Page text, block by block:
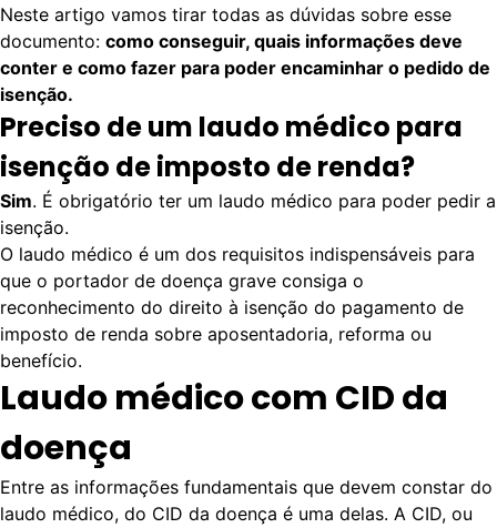
Neste artigo vamos tirar todas as dúvidas sobre esse
documento: como conseguir, quais informações deve
conter e como fazer para poder encaminhar o pedido de
isenção.
Preciso de um laudo médico para
isenção de imposto de renda?
Sim. É obrigatório ter um laudo médico para poder pedir a
isenção.
O laudo médico é um dos requisitos indispensáveis para
que o portador de doença grave consiga o
reconhecimento do direito à isenção do pagamento de
imposto de renda sobre aposentadoria, reforma ou
benefício.
Laudo médico com CID da
doença
Entre as informações fundamentais que devem constar do
laudo médico, do CID da doença é uma delas. A CID, ou